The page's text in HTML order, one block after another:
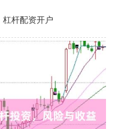
杠杆配资开户